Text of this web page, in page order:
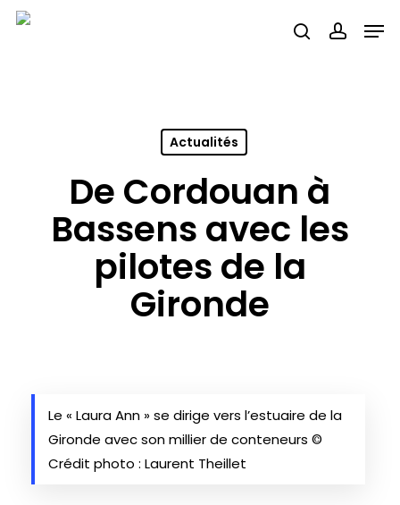
Skip
search
Actualités
De Cordouan à
Bassens avec les
pilotes de la
Gironde
Le « Laura Ann » se dirige vers l’estuaire de la
Gironde avec son millier de conteneurs ©
Crédit photo : Laurent Theillet